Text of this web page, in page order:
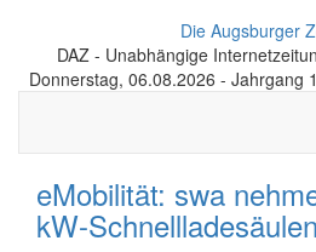
Die Augsburger
DAZ - Unabhängige
Donnerstag, 06.08.2026 - Jahrgang
eMobilität: swa
kW-